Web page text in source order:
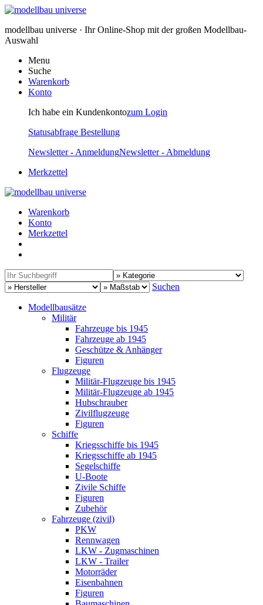
modellbau universe · Ihr Online-Shop mit der großen Modellbau-
Auswahl
Menu
Suche
Warenkorb
Konto
Ich habe ein Kundenkontozum Login
Statusabfrage Bestellung
Newsletter - AnmeldungNewsletter - Abmeldung
Merkzettel
Warenkorb
Konto
Merkzettel
Suchen
Modellbausätze
Militär
Fahrzeuge bis 1945
Fahrzeuge ab 1945
Geschütze & Anhänger
Figuren
Flugzeuge
Militär-Flugzeuge bis 1945
Militär-Flugzeuge ab 1945
Hubschrauber
Zivilflugzeuge
Figuren
Schiffe
Kriegsschiffe bis 1945
Kriegsschiffe ab 1945
Segelschiffe
U-Boote
Zivile Schiffe
Figuren
Zubehör
Fahrzeuge (zivil)
PKW
Rennwagen
LKW - Zugmaschinen
LKW - Trailer
Motorräder
Eisenbahnen
Figuren